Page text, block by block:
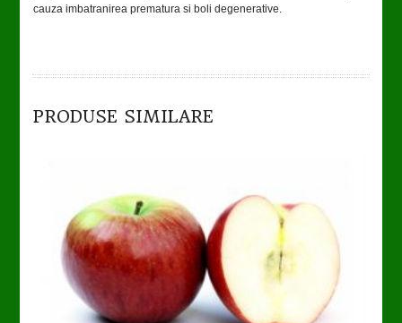
cauza imbatranirea prematura si boli degenerative.
PRODUSE SIMILARE